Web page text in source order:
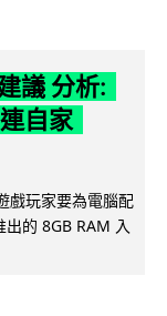
議 分析:
自家
戲玩家要為電腦配
的 8GB RAM 入